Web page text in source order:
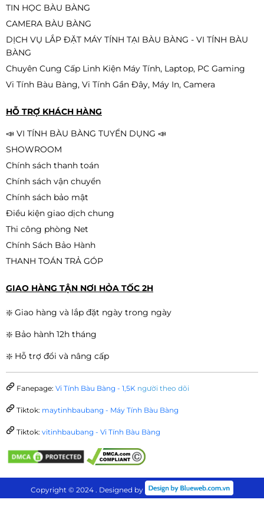
✔Không kèm tản nhiệt
luồng, 30MB Cache, LGA 2011-3)
-3%
TIN HỌC BÀU BÀNG
CAMERA BÀU BÀNG
DỊCH VỤ LẮP ĐẶT MÁY TÍNH TẠI BÀU BÀNG - VI TÍNH BÀU
BÀNG
Chuyên Cung Cấp Linh Kiện Máy Tính, Laptop, PC Gaming
Vi Tính Bàu Bàng, Vi Tính Gần Đây, Máy In, Camera
HỖ TRỢ KHÁCH HÀNG
📣 VI TÍNH BÀU BÀNG TUYỂN DỤNG 📣
SHOWROOM
Chính sách thanh toán
Chính sách vận chuyển
Chính sách bảo mật
Điều kiện giao dịch chung
Thi công phòng Net
Chính Sách Bảo Hành
THANH TOÁN TRẢ GÓP
GIAO HÀNG TẬN NƠI HỎA TỐC 2H
❇️ Giao hàng và lắp đặt ngày trong ngày
❇️ Bảo hành 12h tháng
❇️ Hỗ trợ đổi và nâng cấp
Fanepage: Vi Tính Bàu Bàng - 1,5K người theo dõi
Tiktok: maytinhbaubang - Máy Tính Bàu Bàng
Tiktok: vitinhbaubang - Vi Tính Bàu Bàng
Copyright © 2024 . Designed by